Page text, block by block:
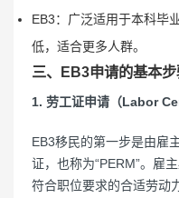
EB3：广泛适用于本科毕
低，适合更多人群。
三、EB3申请的基本步
1. 劳工证申请（Labor
EB3移民的第一步是由雇
证，也称为“PERM”。雇
符合职位要求的合适劳动